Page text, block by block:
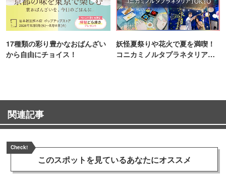
17種類の彩り豊かなおばんざい
から自由にチョイス！
妖怪夏祭りや花火で夏を満喫！
コニカミノルタプラネタリア
関連記事
Check!
このスポットを見ているあなたにオススメ